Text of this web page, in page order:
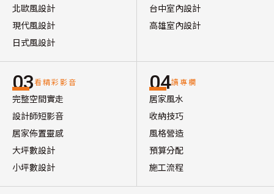
北歐風設計
現代風設計
日式風設計
台中室內設計
高雄室內設計
03看精彩影音
完整空間實走
設計師短影音
居家佈置靈感
大坪數設計
小坪數設計
04讀專欄
居家風水
收納技巧
風格營造
預算分配
施工流程